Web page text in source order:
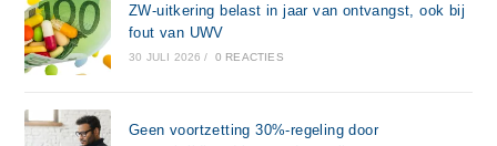
ZW-uitkering belast in jaar van ontvangst, ook bij
fout van UWV
30 JULI 2026 / 0 REACTIES
Geen voortzetting 30%-regeling door